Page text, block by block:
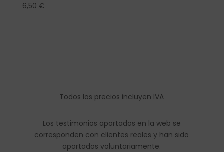
6,50 €
Todos los precios incluyen IVA
Los testimonios aportados en la web se
corresponden con clientes reales y han sido
aportados voluntariamente.